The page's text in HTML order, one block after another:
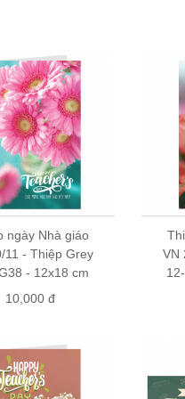
đơn hàng và giao hàng
tặng trên toàn quốc. Hãy
ngày Nhà giáo
11 - Thiệp Grey
- 12x18 cm
10,000 đ
VN